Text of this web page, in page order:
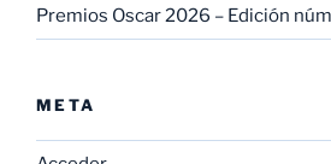
Premios Oscar 2026 – Edición
META